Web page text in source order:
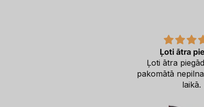
Ļoti ātra
Ļoti ātra
pakomātā
laikā.